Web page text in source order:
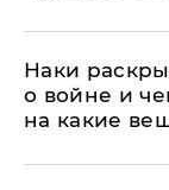
Наки
о войне и
на какие